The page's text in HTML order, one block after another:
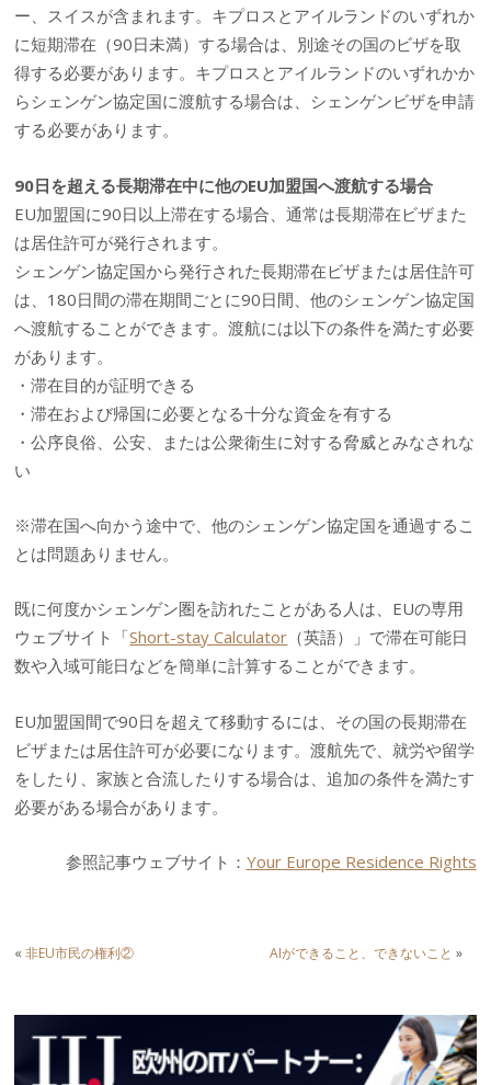
ー、スイスが含まれます。キプロスとアイルランドのいずれか
に短期滞在（90日未満）する場合は、別途その国のビザを取
得する必要があります。キプロスとアイルランドのいずれかか
らシェンゲン協定国に渡航する場合は、シェンゲンビザを申請
する必要があります。
90日を超える長期滞在中に他のEU加盟国へ渡航する場合
EU加盟国に90日以上滞在する場合、通常は長期滞在ビザまた
は居住許可が発行されます。
シェンゲン協定国から発行された長期滞在ビザまたは居住許可
は、180日間の滞在期間ごとに90日間、他のシェンゲン協定国
へ渡航することができます。渡航には以下の条件を満たす必要
があります。
・滞在目的が証明できる
・滞在および帰国に必要となる十分な資金を有する
・公序良俗、公安、または公衆衛生に対する脅威とみなされな
い
※滞在国へ向かう途中で、他のシェンゲン協定国を通過するこ
とは問題ありません。
既に何度かシェンゲン圏を訪れたことがある人は、EUの専用
ウェブサイト「Short-stay Calculator （英語）」で滞在可能日
数や入域可能日などを簡単に計算することができます。
EU加盟国間で90日を超えて移動するには、その国の長期滞在
ビザまたは居住許可が必要になります。渡航先で、就労や留学
をしたり、家族と合流したりする場合は、追加の条件を満たす
必要がある場合があります。
参照記事ウェブサイト： Your Europe Residence Rights
«非EU市民の権利② AIができること、できないこと »